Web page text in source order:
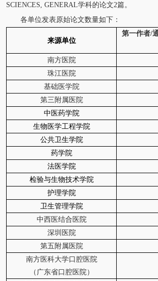
SCIENCES, GENERAL学科的论文2篇。
各单位发表原始论文数量如下：
来源单位
第一作者/
南方医院
珠江医院
基础医学院
第三附属医院
中医药学院
生物医学工程学院
公共卫生学院
药学院
法医学院
检验与生物技术学院
护理学院
卫生管理学院
中西医结合医院
深圳医院
第五附属医院
南方医科大学口腔医院
（广东省口腔医院）